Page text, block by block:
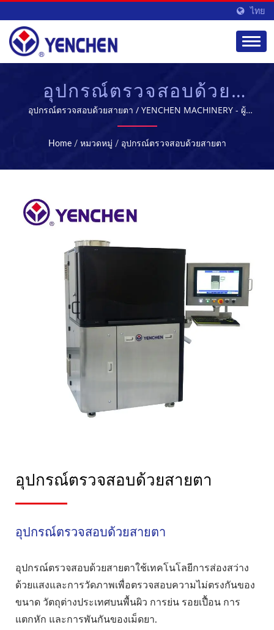
ไทย
อุปกรณ์ตรวจสอบด้วย
สายตา - อุปกรณ์การผลิต
สำหรับอุตสาหกรรม
เภสัชกรรม | YENCHEN
อุปกรณ์ตรวจสอบด้วยสายตา / YENCHEN MACHINERY - ผู้
ผลิตเครื่องจักรทางการแพทย์ชั้นนำในไต้หวัน
Home / หมวดหมู่ / อุปกรณ์ตรวจสอบด้วยสายตา
อุปกรณ์ตรวจสอบด้วยสายตา
อุปกรณ์ตรวจสอบด้วยสายตา
อุปกรณ์ตรวจสอบด้วยสายตาใช้เทคโนโลยีการส่องสว่าง
ด้วยแสงและการวัดภาพเพื่อตรวจสอบความไม่ตรงกันของ
ขนาด วัตถุต่างประเทศบนพื้นผิว การย่น รอยเปื้อน การ
แตกหัก และการพันกันของเม็ดยา.